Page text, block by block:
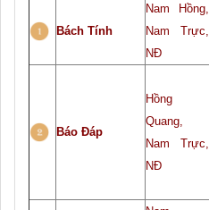
Bách Tính
Nam Hồng,
Nam Trực,
NĐ
Báo Đáp
Hồng
Quang,
Nam Trực,
NĐ